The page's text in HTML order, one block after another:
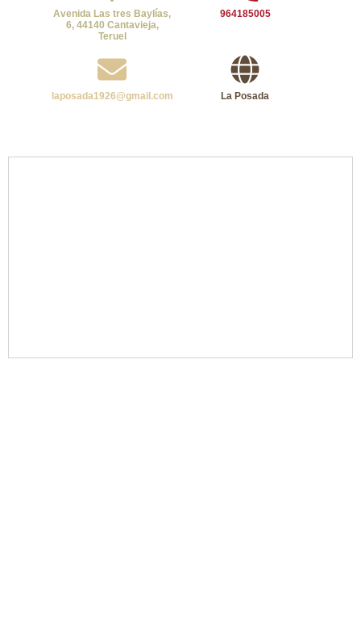
Avenida Las tres Baylías,
6, 44140 Cantavieja,
Teruel
964185005
laposada1926@gmail.com La Posada